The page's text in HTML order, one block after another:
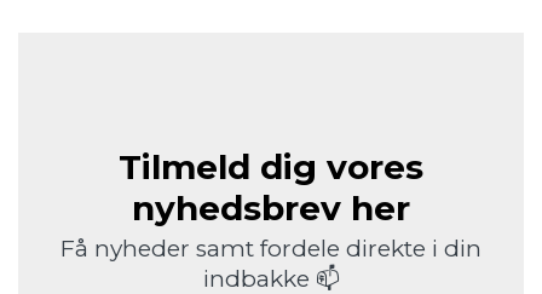
Tilmeld dig vores
nyhedsbrev her
Få nyheder samt fordele direkte i din
indbakke 📫